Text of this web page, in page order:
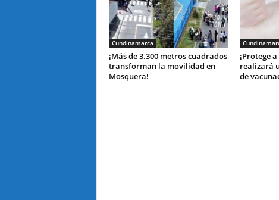
Cundinamarca
¡Más de 3.300 metros cuadrados
transforman la movilidad en
Mosquera!
¡Protege
realizará
de